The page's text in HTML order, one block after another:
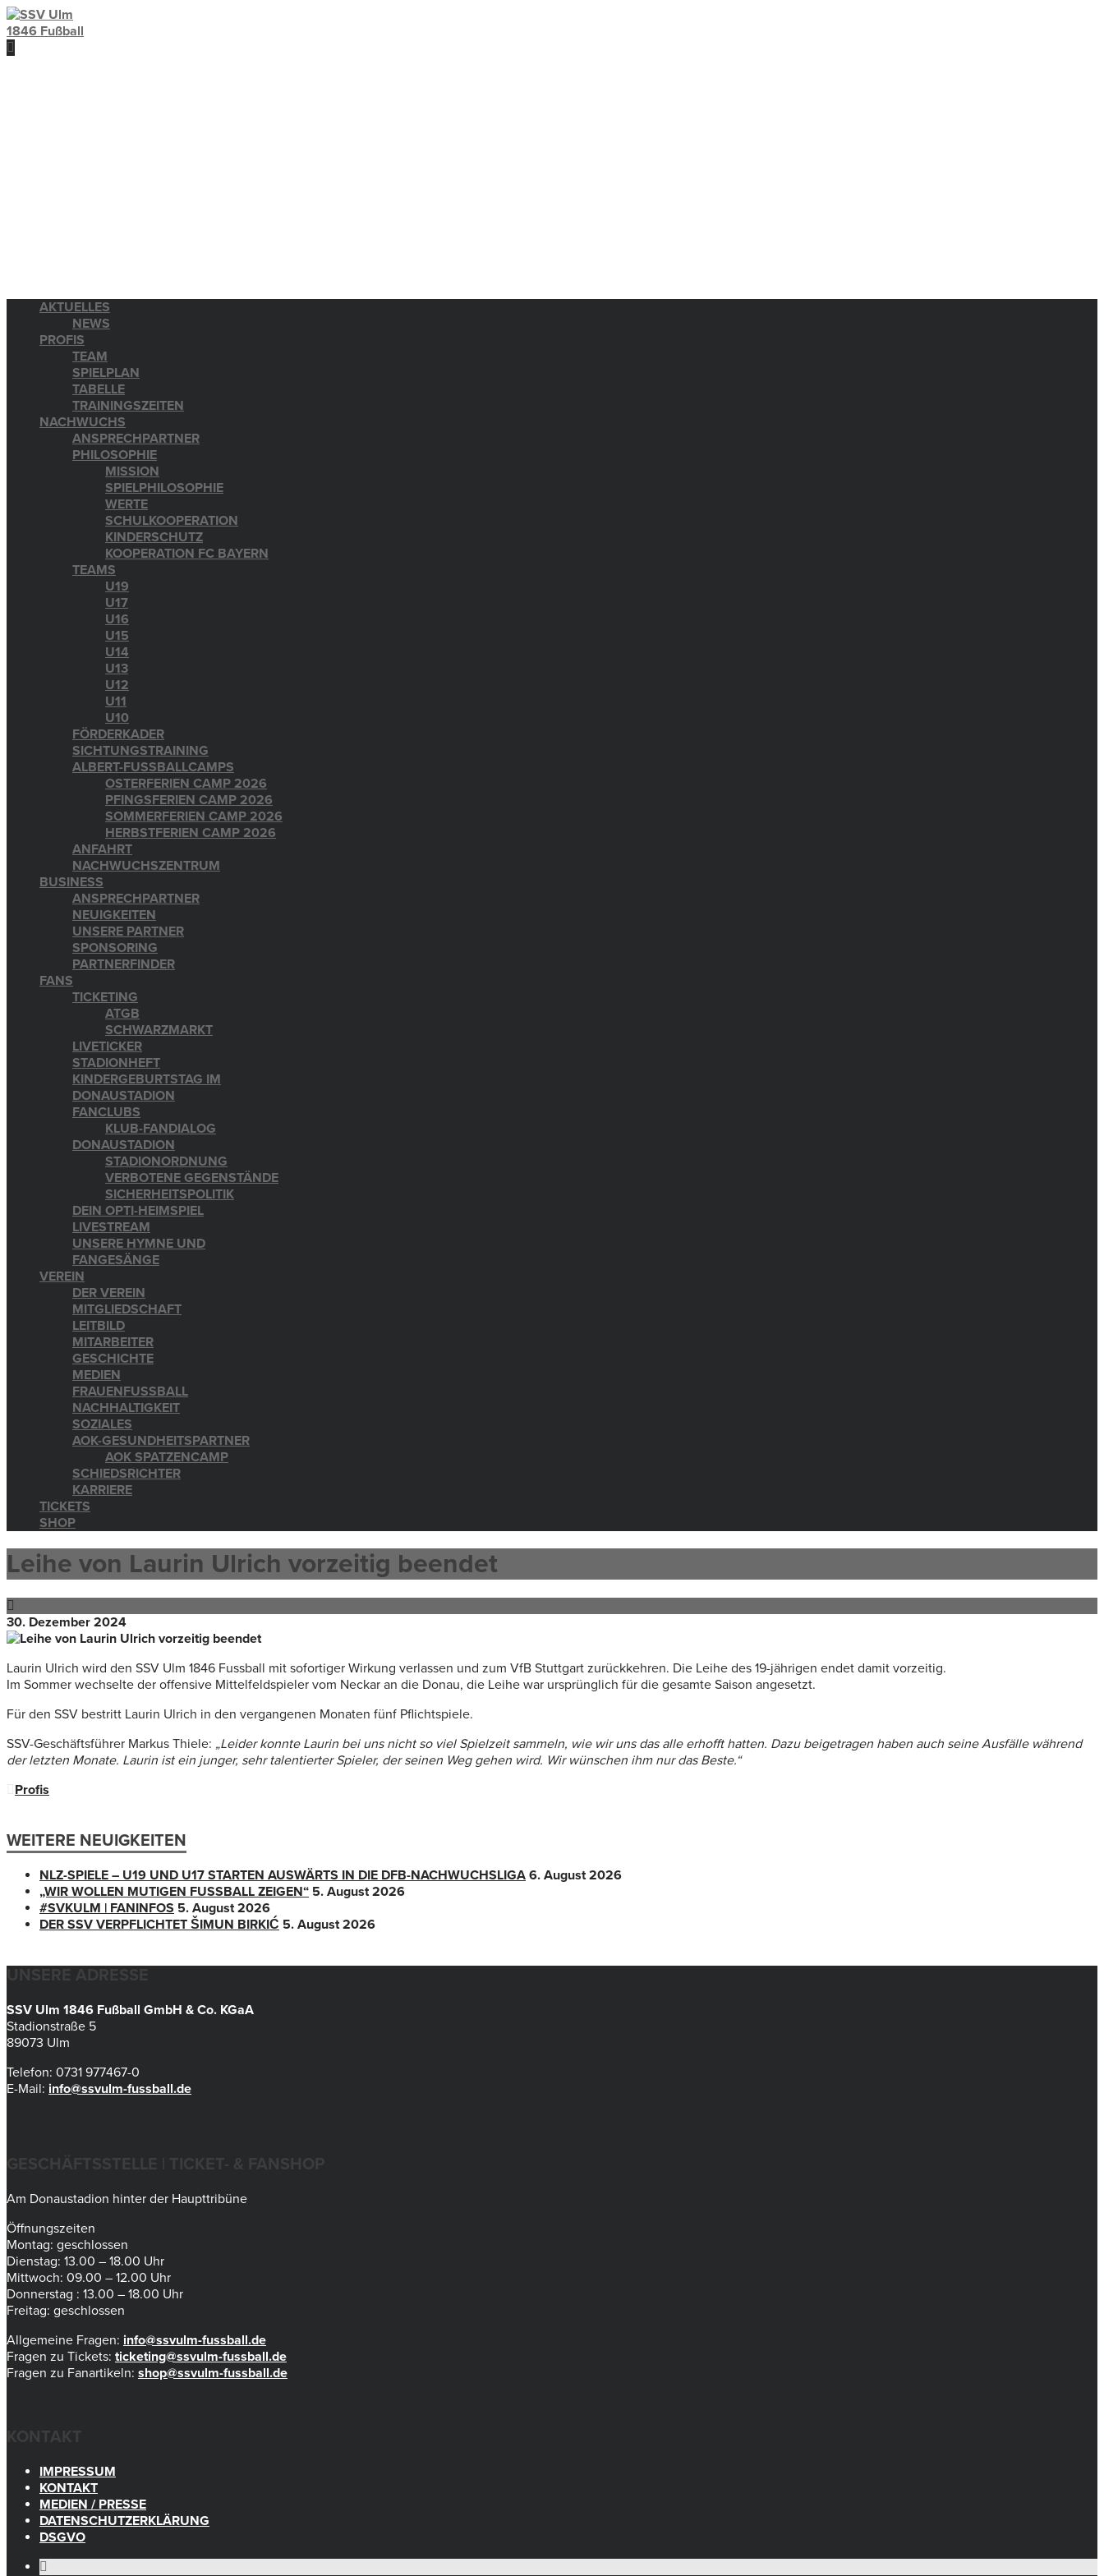
AKTUELLES
NEWS
PROFIS
TEAM
SPIELPLAN
TABELLE
TRAININGSZEITEN
NACHWUCHS
ANSPRECHPARTNER
PHILOSOPHIE
MISSION
SPIELPHILOSOPHIE
WERTE
SCHULKOOPERATION
KINDERSCHUTZ
KOOPERATION FC BAYERN
TEAMS
U19
U17
U16
U15
U14
U13
U12
U11
U10
FÖRDERKADER
SICHTUNGSTRAINING
ALBERT-FUSSBALLCAMPS
OSTERFERIEN CAMP 2026
PFINGSFERIEN CAMP 2026
SOMMERFERIEN CAMP 2026
HERBSTFERIEN CAMP 2026
ANFAHRT
NACHWUCHSZENTRUM
BUSINESS
ANSPRECHPARTNER
NEUIGKEITEN
UNSERE PARTNER
SPONSORING
PARTNERFINDER
FANS
TICKETING
ATGB
SCHWARZMARKT
LIVETICKER
STADIONHEFT
KINDERGEBURTSTAG IM
DONAUSTADION
FANCLUBS
KLUB-FANDIALOG
DONAUSTADION
STADIONORDNUNG
VERBOTENE GEGENSTÄNDE
SICHERHEITSPOLITIK
DEIN OPTI-HEIMSPIEL
LIVESTREAM
UNSERE HYMNE UND
FANGESÄNGE
VEREIN
DER VEREIN
MITGLIEDSCHAFT
LEITBILD
MITARBEITER
GESCHICHTE
MEDIEN
FRAUENFUSSBALL
NACHHALTIGKEIT
SOZIALES
AOK-GESUNDHEITSPARTNER
AOK SPATZENCAMP
SCHIEDSRICHTER
KARRIERE
TICKETS
SHOP
Leihe von Laurin Ulrich vorzeitig beendet
30. Dezember 2024
Laurin Ulrich wird den SSV Ulm 1846 Fussball mit sofortiger Wirkung verlassen und zum VfB Stuttgart zurückkehren. Die Leihe des 19-jährigen endet damit vorzeitig.
Im Sommer wechselte der offensive Mittelfeldspieler vom Neckar an die Donau, die Leihe war ursprünglich für die gesamte Saison angesetzt.
Für den SSV bestritt Laurin Ulrich in den vergangenen Monaten fünf Pflichtspiele.
SSV-Geschäftsführer Markus Thiele: „Leider konnte Laurin bei uns nicht so viel Spielzeit sammeln, wie wir uns das alle erhofft hatten. Dazu beigetragen haben auch seine Ausfälle während
der letzten Monate. Laurin ist ein junger, sehr talentierter Spieler, der seinen Weg gehen wird. Wir wünschen ihm nur das Beste.“
Profis
WEITERE NEUIGKEITEN
NLZ-SPIELE – U19 UND U17 STARTEN AUSWÄRTS IN DIE DFB-NACHWUCHSLIGA 6. August 2026
„WIR WOLLEN MUTIGEN FUSSBALL ZEIGEN“
5. August 2026
#SVKULM | FANINFOS 5. August 2026
DER SSV VERPFLICHTET ŠIMUN BIRKIĆ 5. August 2026
UNSERE ADRESSE
SSV Ulm 1846 Fußball GmbH & Co. KGaA
Stadionstraße 5
89073 Ulm
Telefon: 0731 977467-0
E-Mail: info@ssvulm-fussball.de
GESCHÄFTSSTELLE | TICKET- & FANSHOP
Am Donaustadion hinter der Haupttribüne
Öffnungszeiten
Montag: geschlossen
Dienstag: 13.00 – 18.00 Uhr
Mittwoch: 09.00 – 12.00 Uhr
Donnerstag : 13.00 – 18.00 Uhr
Freitag: geschlossen
Allgemeine Fragen: info@ssvulm-fussball.de
Fragen zu Tickets: ticketing@ssvulm-fussball.de
Fragen zu Fanartikeln: shop@ssvulm-fussball.de
KONTAKT
IMPRESSUM
KONTAKT
MEDIEN / PRESSE
DATENSCHUTZERKLÄRUNG
DSGVO